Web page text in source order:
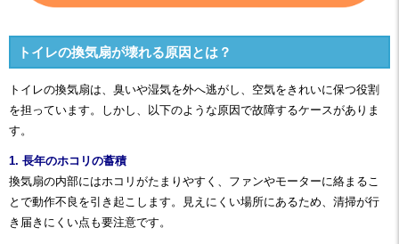
トイレの換気扇が壊れる原因とは？
トイレの換気扇は、臭いや湿気を外へ逃がし、空気をきれいに保つ役割
を担っています。しかし、以下のような原因で故障するケースがありま
す。
1. 長年のホコリの蓄積
換気扇の内部にはホコリがたまりやすく、ファンやモーターに絡まるこ
とで動作不良を引き起こします。見えにくい場所にあるため、清掃が行
き届きにくい点も要注意です。